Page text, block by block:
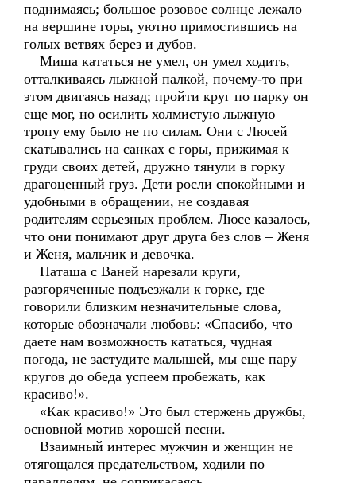
поднимаясь; большое розовое солнце лежало
на вершине горы, уютно примостившись на
голых ветвях берез и дубов.
Миша кататься не умел, он умел ходить,
отталкиваясь лыжной палкой, почему-то при
этом двигаясь назад; пройти круг по парку он
еще мог, но осилить холмистую лыжную
тропу ему было не по силам. Они с Люсей
скатывались на санках с горы, прижимая к
груди своих детей, дружно тянули в горку
драгоценный груз. Дети росли спокойными и
удобными в обращении, не создавая
родителям серьезных проблем. Люсе казалось,
что они понимают друг друга без слов – Женя
и Женя, мальчик и девочка.
Наташа с Ваней нарезали круги,
разгоряченные подъезжали к горке, где
говорили близким незначительные слова,
которые обозначали любовь: «Спасибо, что
даете нам возможность кататься, чудная
погода, не застудите малышей, мы еще пару
кругов до обеда успеем пробежать, как
красиво!».
«Как красиво!» Это был стержень дружбы,
основной мотив хорошей песни.
Взаимный интерес мужчин и женщин не
отягощался предательством, ходили по